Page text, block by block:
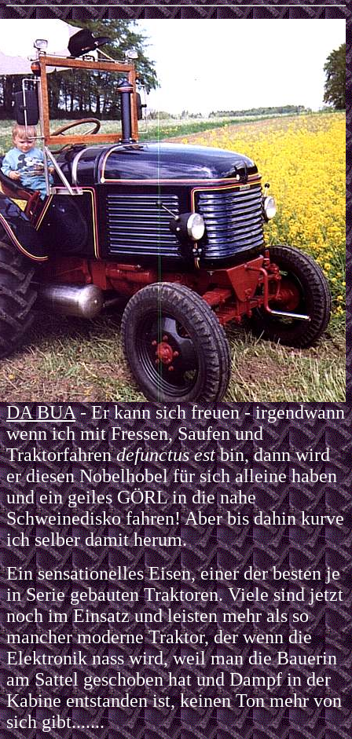
DA BUA- Er kann sich freuen - irgendwann
wenn ich mit Fressen, Saufen und
Traktorfahrendefunctus estbin, dann wird
er diesen Nobelhobel für sich alleine haben
und ein geiles GÖRL in die nahe
Schweinedisko fahren! Aber bis dahin kurve
ich selber damit herum.
Ein sensationelles Eisen, einer der besten je
in Serie gebauten Traktoren. Viele sind jetzt
noch im Einsatz und leisten mehr als so
mancher moderne Traktor, der wenn die
Elektronik nass wird, weil man die Bauerin
am Sattel geschoben hat und Dampf in der
Kabine entstanden ist, keinen Ton mehr von
sich gibt.......